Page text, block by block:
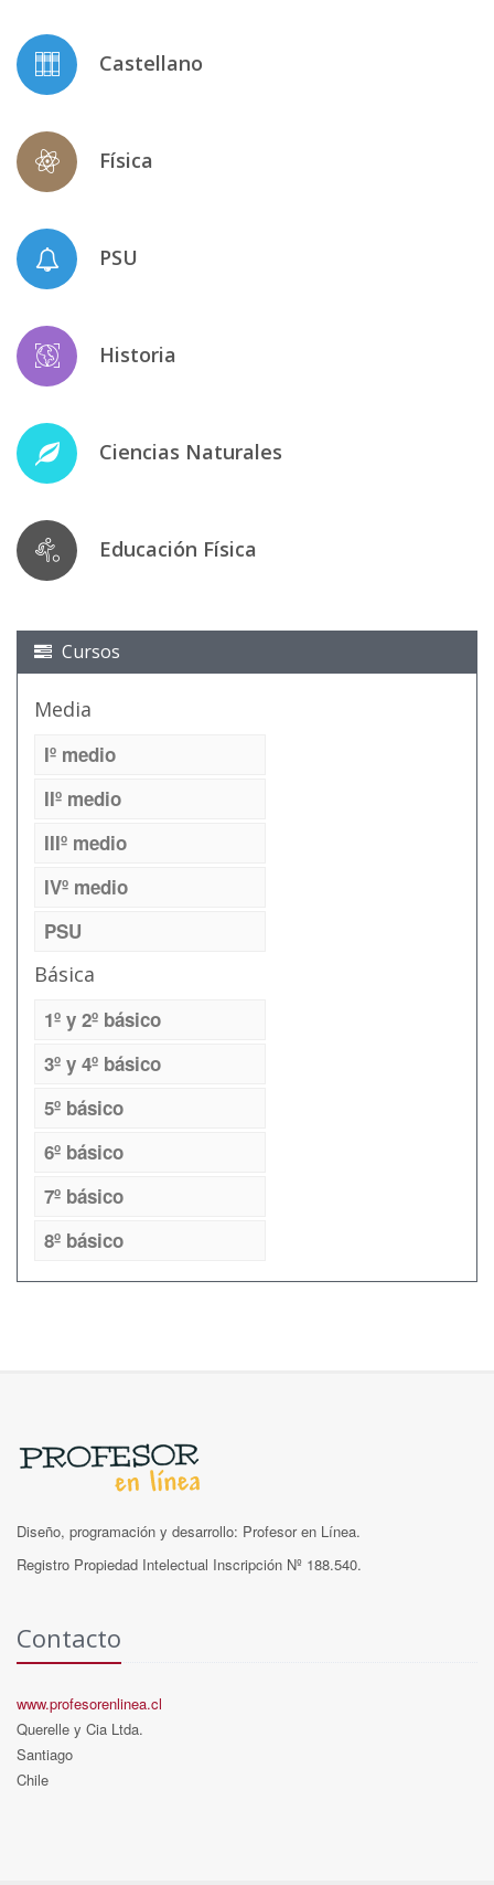
Castellano
Física
PSU
Historia
Ciencias Naturales
Educación Física
Cursos
Media
Iº medio
IIº medio
IIIº medio
IVº medio
PSU
Básica
1º y 2º básico
3º y 4º básico
5º básico
6º básico
7º básico
8º básico
Diseño, programación y desarrollo: Profesor en Línea.
Registro Propiedad Intelectual Inscripción Nº 188.540.
Contacto
www.profesorenlinea.cl
Querelle y Cia Ltda.
Santiago
Chile